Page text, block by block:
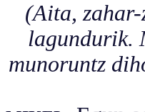
(Aita,
lagundurik.
munoruntz